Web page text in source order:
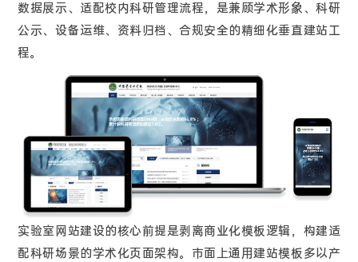
数据展示、适配校内科研管理流程，是兼顾学术形象、科研
公示、设备运维、资料归档、合规安全的精细化垂直建站工
程。
实验室网站建设的核心前提是剥离商业化模板逻辑，构建适
配科研场景的学术化页面架构。市面上通用建站模板多以产